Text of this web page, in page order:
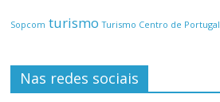
Sopcom turismo Turismo Centro de Portugal
Nas redes sociais